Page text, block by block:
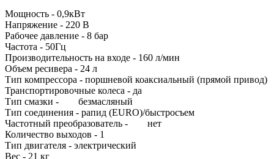
Мощность - 0,9кВт
Напряжение - 220 В
Рабочее давление - 8 бар
Частота - 50Гц
Производительность на входе - 160 л/мин
Объем ресивера - 24 л
Тип компрессора - поршневой коаксиальный (прямой привод)
Транспортировочные колеса - да
Тип смазки - безмасляный
Тип соединения - рапид (EURO)/быстросъем
Частотный преобразователь - нет
Количество выходов - 1
Тип двигателя - электрический
Вес - 21 кг